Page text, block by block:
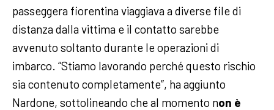
passeggera fiorentina viaggiava a diverse file di
distanza dalla vittima e il contatto sarebbe
avvenuto soltanto durante le operazioni di
imbarco. “Stiamo lavorando perché questo rischio
sia contenuto completamente”, ha aggiunto
Nardone, sottolineando che al momento non è